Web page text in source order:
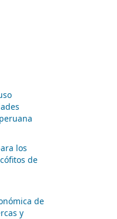
los
de
de
y